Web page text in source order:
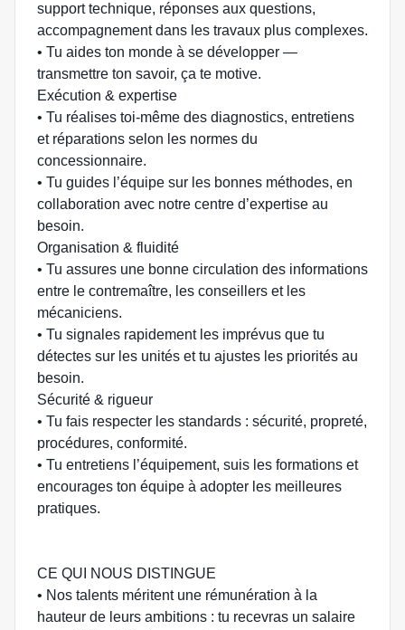
support technique, réponses aux questions,
accompagnement dans les travaux plus complexes.
• Tu aides ton monde à se développer —
transmettre ton savoir, ça te motive.
Exécution & expertise
• Tu réalises toi-même des diagnostics, entretiens
et réparations selon les normes du
concessionnaire.
• Tu guides l’équipe sur les bonnes méthodes, en
collaboration avec notre centre d’expertise au
besoin.
Organisation & fluidité
• Tu assures une bonne circulation des informations
entre le contremaître, les conseillers et les
mécaniciens.
• Tu signales rapidement les imprévus que tu
détectes sur les unités et tu ajustes les priorités au
besoin.
Sécurité & rigueur
• Tu fais respecter les standards : sécurité, propreté,
procédures, conformité.
• Tu entretiens l’équipement, suis les formations et
encourages ton équipe à adopter les meilleures
pratiques.
CE QUI NOUS DISTINGUE
• Nos talents méritent une rémunération à la
hauteur de leurs ambitions : tu recevras un salaire